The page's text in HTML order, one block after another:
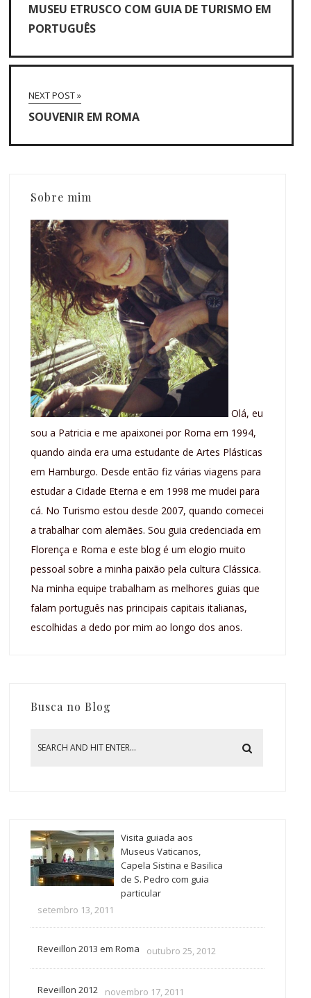
MUSEU ETRUSCO COM GUIA DE TURISMO EM
PORTUGUÊS
NEXT POST »
SOUVENIR EM ROMA
Sobre mim
Olá, eu
sou a Patricia e me apaixonei por Roma em 1994,
quando ainda era uma estudante de Artes Plásticas
em Hamburgo. Desde então fiz várias viagens para
estudar a Cidade Eterna e em 1998 me mudei para
cá. No Turismo estou desde 2007, quando comecei
a trabalhar com alemães. Sou guia credenciada em
Florença e Roma e este blog é um elogio muito
pessoal sobre a minha paixão pela cultura Clássica.
Na minha equipe trabalham as melhores guias que
falam português nas principais capitais italianas,
escolhidas a dedo por mim ao longo dos anos.
Busca no Blog
Visita guiada aos
Museus Vaticanos,
Capela Sistina e Basilica
de S. Pedro com guia
particular
setembro 13, 2011
Reveillon 2013 em Roma outubro 25, 2012
Reveillon 2012 novembro 17, 2011